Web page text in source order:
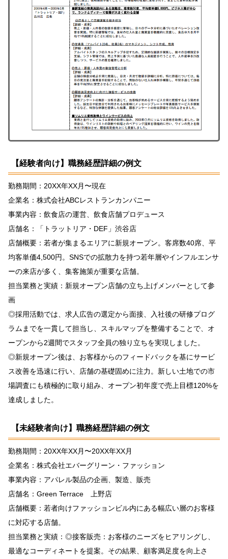
【経験者向け】職務経歴詳細の例文
勤務期間：20XX年XX月〜現在
企業名：株式会社ABCレストランカンパニー
事業内容：飲食店の運営、飲食店舗プロデュース
店舗名：「トラットリア・DEF」渋谷店
店舗概要：若者が集まるエリアに新規オープン。客席数40席、平
均客単価4,500円。SNSでの拡散力を持つ若年層やインフルエンサ
ーの来店が多く、集客施策が重要な店舗。
担当業務と実績：新規オープン店舗の立ち上げメンバーとして参
画
◎採用活動では、求人広告の選定から面接、入社後の研修プログ
ラムまでを一貫して担当し、スキルマップを整備することで、オ
ープンから2週間でスタッフ全員の独り立ちを実現しました。
◎新規オープン後は、お客様からのフィードバックを基にサービ
ス改善を迅速に行い、店舗の基礎固めに注力。新しい土地での市
場調査にも積極的に取り組み、オープン初年度で売上目標120%を
達成しました。
【未経験者向け】職務経歴詳細の例文
勤務期間：20XX年XX月〜20XX年XX月
企業名：株式会社エバーグリーン・ファッション
事業内容：アパレル製品の企画、製造、販売
店舗名：Green Terrace 上野店
店舗概要：若者向けファッションビル内にある幅広い層のお客様
に対応する店舗。
担当業務と実績：◎接客販売：お客様のニーズをヒアリングし、
最適なコーディネートを提案。その結果、顧客満足度を向上さ